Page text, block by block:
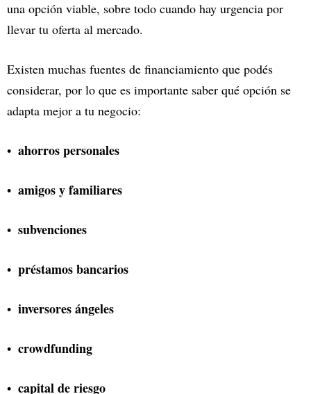
una opción viable, sobre todo cuando hay urgencia por
llevar tu oferta al mercado.
Existen muchas fuentes de financiamiento que podés
considerar, por lo que es importante saber qué opción se
adapta mejor a tu negocio:
ahorros personales
amigos y familiares
subvenciones
préstamos bancarios
inversores ángeles
crowdfunding
capital de riesgo